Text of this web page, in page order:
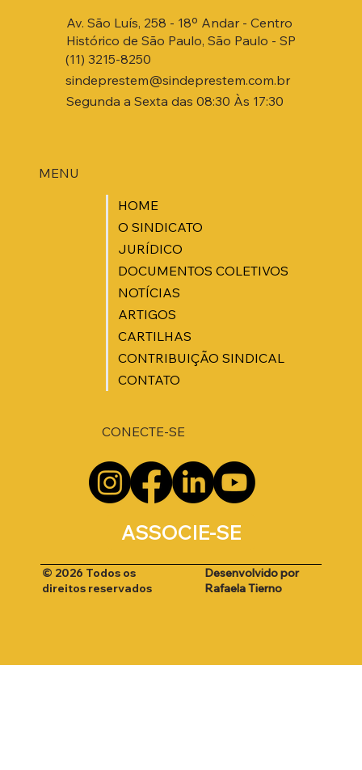
MENU
HOME
O SINDICATO
JURÍDICO
DOCUMENTOS COLETIVOS
NOTÍCIAS
ARTIGOS
CARTILHAS
CONTRIBUIÇÃO SINDICAL
CONTATO
Av. São Luís, 258 - 18º Andar - Centro
Histórico de São Paulo, São Paulo - SP
(11) 3215-8250
sindeprestem@sindeprestem.com.br
Segunda a Sexta das 08:30 Às 17:30
ASSOCIE-SE
CONECTE-SE
© 2026 Todos os
direitos reservados
Desenvolvido por
Rafaela Tierno